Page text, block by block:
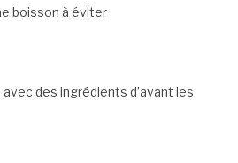
boisson à éviter
avec des ingrédients d’avant les